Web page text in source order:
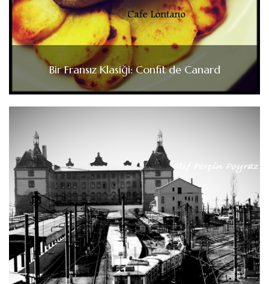
Bir Fransız Klasiği: Confit de Canard